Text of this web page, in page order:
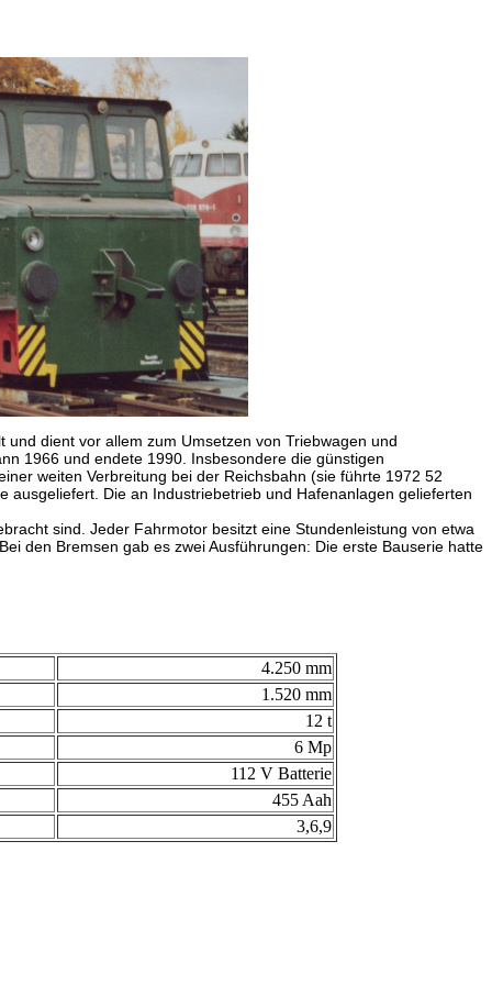
dient vor allem zum Umsetzen von Triebwagen und
1966 und endete 1990. Insbesondere die günstigen
weiten Verbreitung bei der Reichsbahn (sie führte 1972 52
Die an Industriebetrieb und Hafenanlagen gelieferten
sind. Jeder Fahrmotor besitzt eine Stundenleistung von etwa
den Bremsen gab es zwei Ausführungen: Die erste Bauserie hatte
4.250 mm
1.520 mm
12 t
6 Mp
112 V Batterie
455 Aah
3,6,9